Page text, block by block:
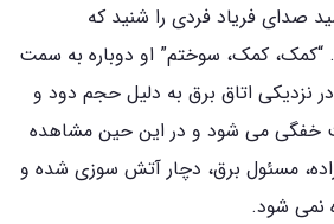
صدای فریاد فردی را شنید که
کمک، سوختم” او دوباره به سمت
نزدیکی اتاق برق به دلیل حجم دود و
خفگی می شود و در این حین مشاهده
مسئول برق، دچار آتش سوزی شده و
نمی شود.